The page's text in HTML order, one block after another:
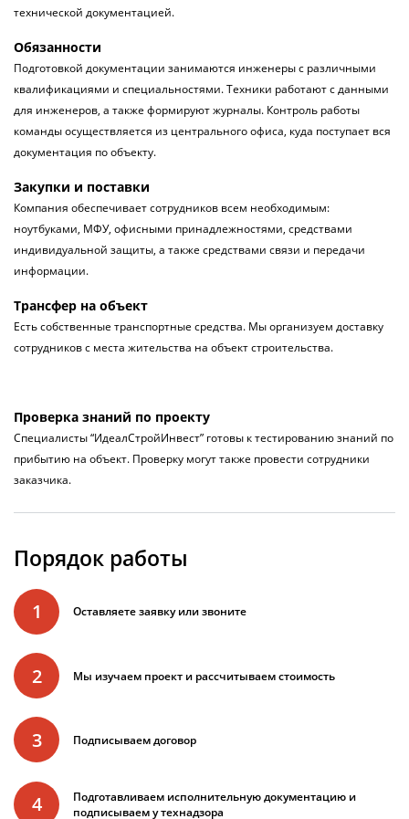
технической документацией.
Обязанности
Подготовкой документации занимаются инженеры с различными
квалификациями и специальностями. Техники работают с данными
для инженеров, а также формируют журналы. Контроль работы
команды осуществляется из центрального офиса, куда поступает вся
документация по объекту.
Закупки и поставки
Компания обеспечивает сотрудников всем необходимым:
ноутбуками, МФУ, офисными принадлежностями, средствами
индивидуальной защиты, а также средствами связи и передачи
информации.
Трансфер на объект
Есть собственные транспортные средства. Мы организуем доставку
сотрудников с места жительства на объект строительства.
Проверка знаний по проекту
Специалисты “ИдеалСтройИнвест” готовы к тестированию знаний по
прибытию на объект. Проверку могут также провести сотрудники
заказчика.
Порядок работы
1 Оставляете заявку или звоните
2 Мы изучаем проект и рассчитываем стоимость
3 Подписываем договор
4
Подготавливаем исполнительную документацию и
подписываем у технадзора